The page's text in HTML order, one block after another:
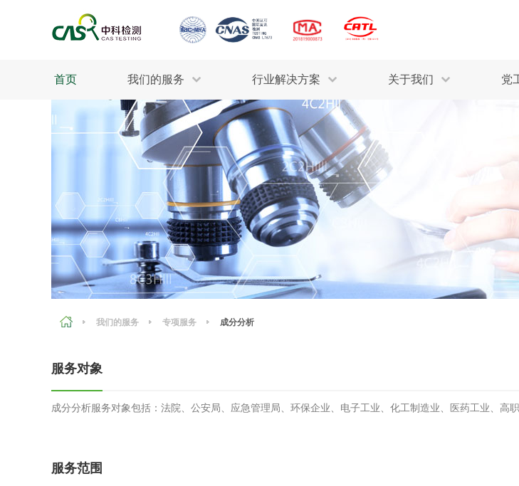
首页 我们的服务 行业解决方案 关于我们 党
生态环保
工业材料
美妆消毒
石油化工
轻工产品
制药医疗
电子电气
农副产品
专项服务
综合检测
检测服务
土壤检测
污水检测
评估调查
更多
行业解决方案
INDUSTRY SOLUTIONS
为全球各产业提供一站式
整体技术解决方案。
我们的服务 专项服务 成分分析
服务对象
成分分析服务对象包括：法院、公安局、应急管理局、环保企业、电子工业、化工制造业、医药工业、高
服务范围